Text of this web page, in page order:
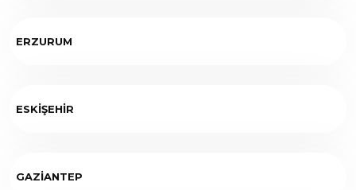
ERZURUM
ESKİŞEHİR
GAZİANTEP